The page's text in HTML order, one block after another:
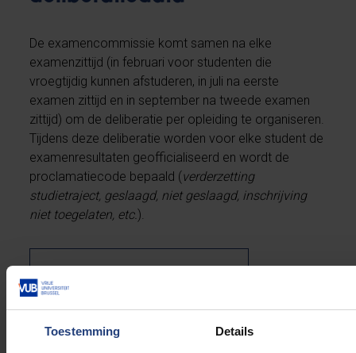
Toestemming Details
De examencommissie komt samen na elke
examenzittijd (in februari voor studenten die
vroegtijdig kunnen afstuderen, in juli na eerste
examen zittijd en in september na tweede examen
zittijd) om de deliberatie per opleiding te organiseren.
Tijdens deze deliberatie worden voor elke student de
examenresultaten geofficialiseerd en wordt de
proclamatiecode bepaald (verderzetting
studietraject, geslaagd, niet geslaagd, inschrijving
niet toegelaten, etc.).